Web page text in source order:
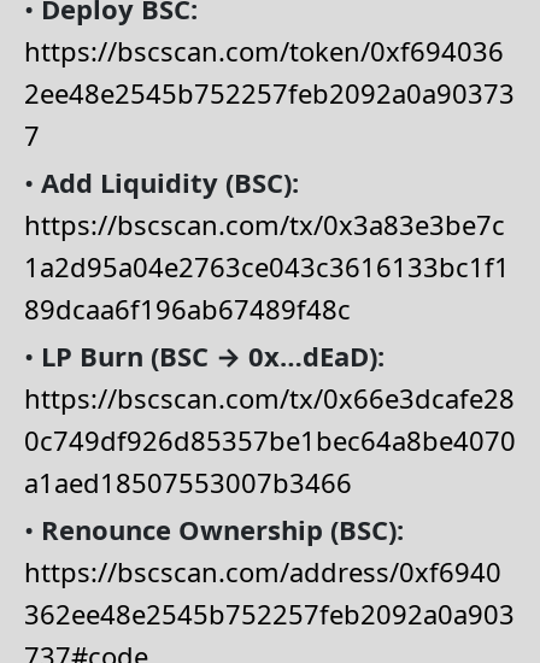
• Deploy BSC:
https://bscscan.com/token/0xf694036
2ee48e2545b752257feb2092a0a90373
7
• Add Liquidity (BSC):
https://bscscan.com/tx/0x3a83e3be7c
1a2d95a04e2763ce043c3616133bc1f1
89dcaa6f196ab67489f48c
• LP Burn (BSC → 0x…dEaD):
https://bscscan.com/tx/0x66e3dcafe28
0c749df926d85357be1bec64a8be4070
a1aed18507553007b3466
• Renounce Ownership (BSC):
https://bscscan.com/address/0xf6940
362ee48e2545b752257feb2092a0a903
737#code